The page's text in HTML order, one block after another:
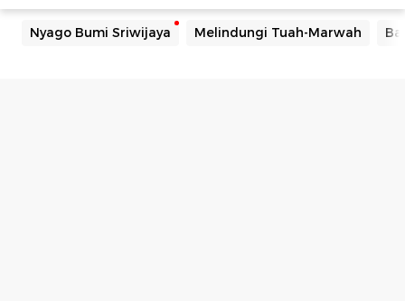
Nyago Bumi Sriwijaya Melindungi Tuah-Marwah